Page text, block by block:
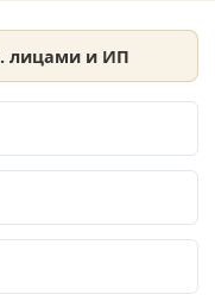
лицами и ИП